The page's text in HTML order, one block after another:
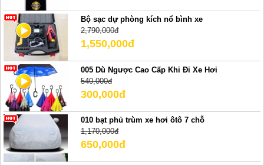
Bộ sạc dự phòng kích nổ bình xe
2,790,000đ
1,550,000đ
005 Dù Ngược Cao Cấp Khi Đi Xe Hơi
540,000đ
300,000đ
010 bạt phủ trùm xe hơi ôtô 7 chỗ
1,170,000đ
650,000đ